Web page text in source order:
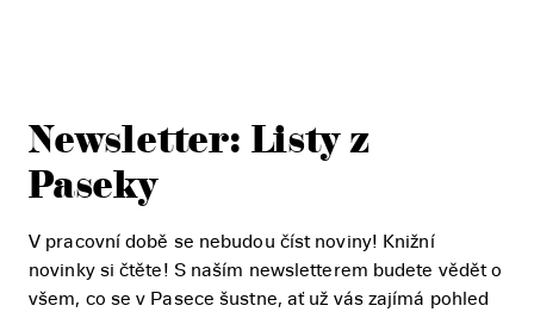
Newsletter: Listy z
Paseky
V pracovní době se nebudou číst noviny! Knižní
novinky si čtěte! S naším newsletterem budete vědět o
všem, co se v Pasece šustne, ať už vás zajímá pohled